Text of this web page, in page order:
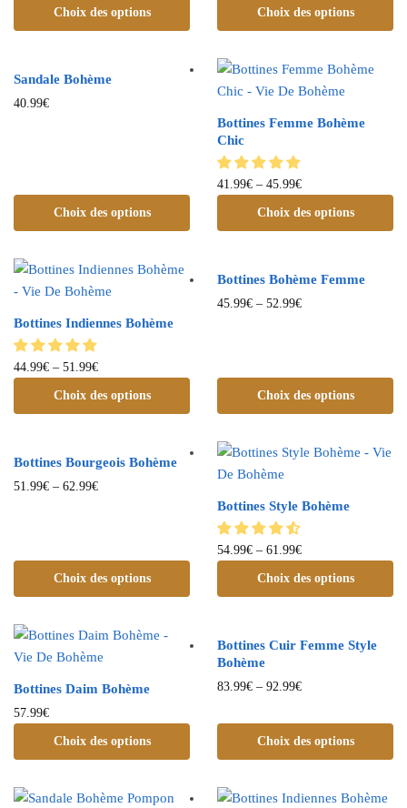
Choix des options Choix des options
Sandale Bohème
40.99€
Choix des options
Bottines Femme Bohème
Chic
41.99€ – 45.99€
Choix des options
Bottines Indiennes Bohème
44.99€ – 51.99€
Choix des options
Bottines Bohème Femme
45.99€ – 52.99€
Choix des options
Bottines Bourgeois Bohème
51.99€ – 62.99€
Choix des options
Bottines Style Bohème
54.99€ – 61.99€
Choix des options
Bottines Daim Bohème
57.99€
Choix des options
Bottines Cuir Femme Style
Bohème
83.99€ – 92.99€
Choix des options